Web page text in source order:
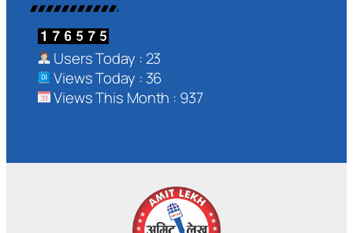
Users Today : 23
Views Today : 36
Views This Month : 937